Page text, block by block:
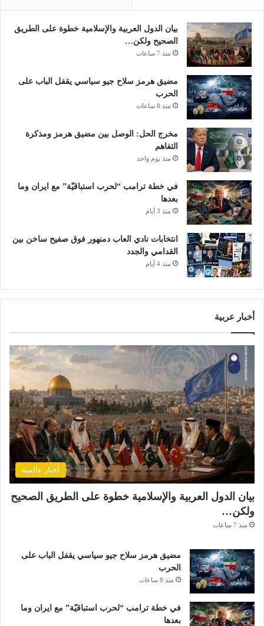
خ
م
ج
ت
ر
ة
بيان الدول العربية والإسلامية خطوة على الطريق
الصحيح ولكن…
منذ 7 ساعات
مضيق هرمز سلاح جيو سياسي يقفل الباب على
الحرب
منذ 8 ساعات
مخرج الحل: الوصل بين مضيق هرمز ومذكرة
التفاهم
منذ يوم واحد
في خطة ترامب “لحرب استباقيّة” مع ايران وما
بعدها
منذ 3 أيام
انتخابات نادي العاب دمنهور فوق صفيح ساخن بين
القدامي والجدد
منذ 4 أيام
أخبار عربية
أخبار عالمية
بيان الدول العربية والإسلامية خطوة على الطريق الصحيح
ولكن…
منذ 7 ساعات
مضيق هرمز سلاح جيو سياسي يقفل الباب على
الحرب
منذ 8 ساعات
في خطة ترامب “لحرب استباقيّة” مع ايران وما
بعدها